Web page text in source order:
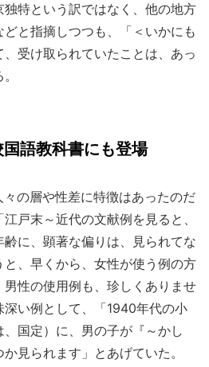
特という訳ではなく、他の地方
と指摘しつつも、「＜いかにも
受け取られていたことは、あっ
語教科書にも登場
の層や性差に特徴はあったのだ
戸末～近代の文献例を見ると、
に、顕著な偏りは、見られてな
、早くから、女性が使う例の方
性の使用例も、珍しくありませ
い例として、「1940年代の小
国定）に、男の子が『～かし
見られます」とあげていた。